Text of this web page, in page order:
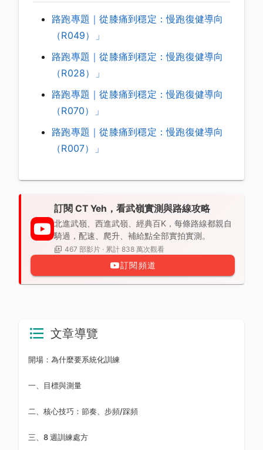
路跑專題｜從膝痛到穩定：慢跑復健導向
（R049）」
路跑專題｜從膝痛到穩定：慢跑復健導向
（R028）」
路跑專題｜從膝痛到穩定：慢跑復健導向
（R070）」
路跑專題｜從膝痛到穩定：慢跑復健導向
（R007）」
訂閱 CT Yeh，看武嶺實測與路線攻略
北進武嶺、西進武嶺、經典百K，每條路線都親自
騎過，配速、爬升、補給點全部實拍實測。
467 部影片 · 累計 838 萬次觀看
訂閱頻道
文章導覽
開場：為什麼要系統化訓練
一、目標與測量
二、核心技巧：節奏、步頻/踩頻
三、8 週訓練處方